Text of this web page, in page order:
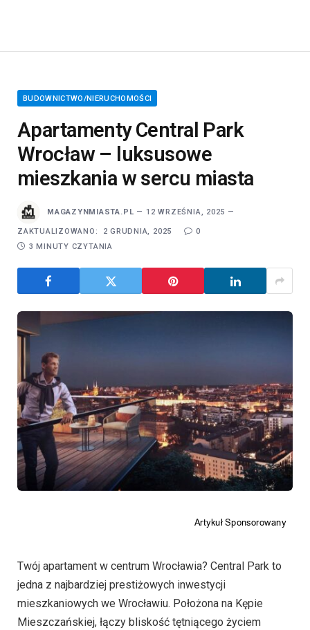
BUDOWNICTWO/NIERUCHOMOŚCI
Apartamenty Central Park
Wrocław – luksusowe
mieszkania w sercu miasta
MAGAZYNMIASTA.PL 12 WRZEŚNIA, 2025
ZAKTUALIZOWANO: 2 GRUDNIA, 2025
0
3 MINUTY CZYTANIA
Twój apartament w centrum Wrocławia? Central Park to
jedna z najbardziej prestiżowych inwestycji
mieszkaniowych we Wrocławiu. Położona na Kępie
Mieszczańskiej, łączy bliskość tętniącego życiem